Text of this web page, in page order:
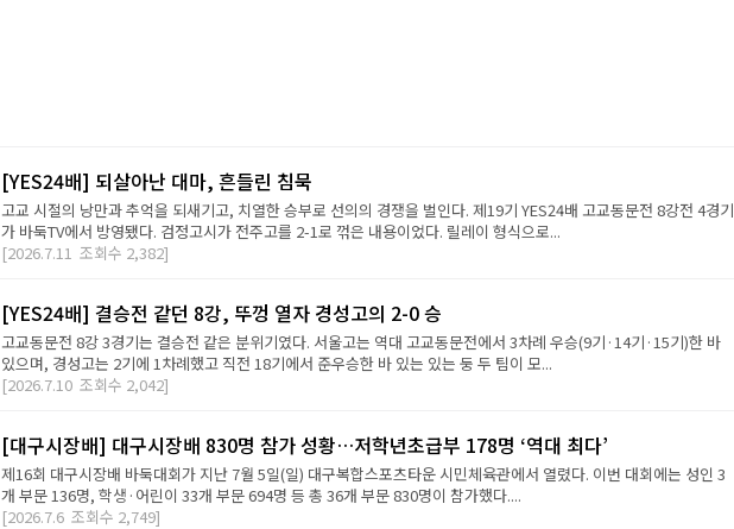
[YES24배] 되살아난 대마, 흔들린 침묵
고교 시절의 낭만과 추억을 되새기고, 치열한 승부로 선의의 경쟁을 벌인다. 제19기 YES24배 고교동문전 8강전 4경기
가 바둑TV에서 방영됐다. 검정고시가 전주고를 2-1로 꺾은 내용이었다. 릴레이 형식으로...
[2026.7.11 조회수 2,382]
[YES24배] 결승전 같던 8강, 뚜껑 열자 경성고의 2-0 승
고교동문전 8강 3경기는 결승전 같은 분위기였다. 서울고는 역대 고교동문전에서 3차례 우승(9기·14기·15기)한 바
있으며, 경성고는 2기에 1차례했고 직전 18기에서 준우승한 바 있는 있는 둥 두 팀이 모...
[2026.7.10 조회수 2,042]
[대구시장배] 대구시장배 830명 참가 성황…저학년초급부 178명 ‘역대 최다’
제16회 대구시장배 바둑대회가 지난 7월 5일(일) 대구복합스포츠타운 시민체육관에서 열렸다. 이번 대회에는 성인 3
개 부문 136명, 학생·어린이 33개 부문 694명 등 총 36개 부문 830명이 참가했다....
[2026.7.6 조회수 2,749]